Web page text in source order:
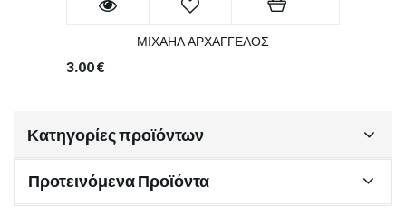
ΜΙΧΑΗΛ ΑΡΧΑΓΓΕΛΟΣ
3.00€
Κατηγορίες προϊόντων
Προτεινόμενα Προϊόντα